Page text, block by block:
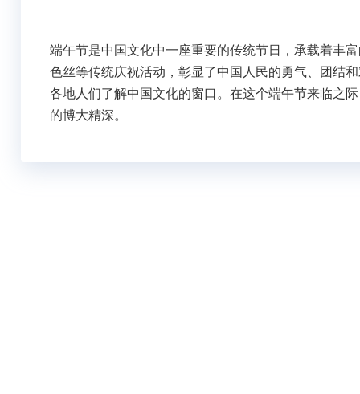
端午节是中国文化中一座重要的传统节日，承载着丰
色丝等传统庆祝活动，彰显了中国人民的勇气、团结
各地人们了解中国文化的窗口。在这个端午节来临之
的博大精深。